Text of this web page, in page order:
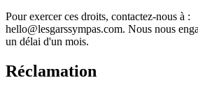
Pour exercer ces droits, contactez-nous à :
hello@lesgarssympas.com. Nous nous
un délai d'un mois.
Réclamation